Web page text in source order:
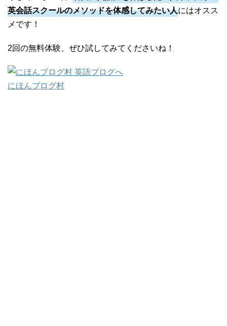
英会話スクールのメソッドを体感してみたい人にはオスス
メです！
2回の無料体験、ぜひ試してみてくださいね！
にほんブログ村